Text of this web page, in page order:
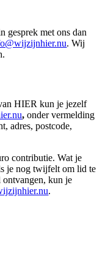
gesprek met ons dan
. Wij
HIER kun je jezelf
, onder vermelding
adres, postcode,
contributie. Wat je
je nog twijfelt om lid te
kun je
.